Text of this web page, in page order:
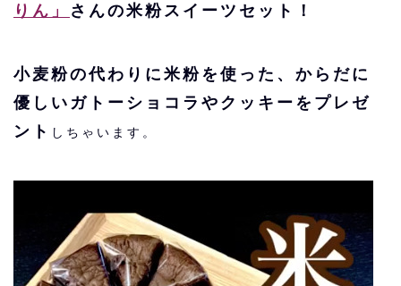
りん」 さんの米粉スイーツセット！
小麦粉の代わりに米粉を使った、からだに
優しいガトーショコラやクッキーをプレゼ
ント しちゃいます。